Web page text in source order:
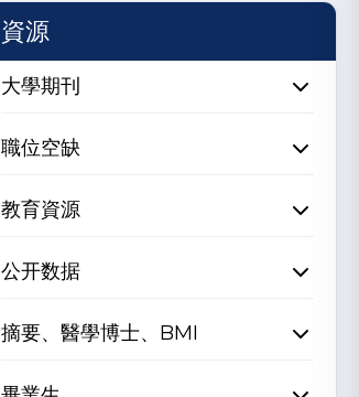
資源
大學期刊
職位空缺
教育資源
公开数据
摘要、醫學博士、BMI